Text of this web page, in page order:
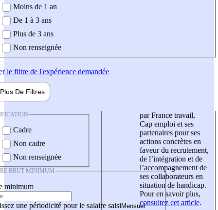
demandée
Moins de 1 an
De 1 à 3 ans
Plus de 3 ans
Non renseignée
le filtre de l'expérience demandée
Plus De Filtres
Cadre
Non cadre
Non renseignée
BRUT MINIMUM
minimum
une périodicité pour le salaire saisi
par France travail,
Cap emploi et ses
partenaires pour ses
actions concrètes en
faveur du recrutement,
de l’intégration et de
l’accompagnement de
ses collaborateurs en
situation de handicap.
Pour en savoir plus,
consultez cet article.